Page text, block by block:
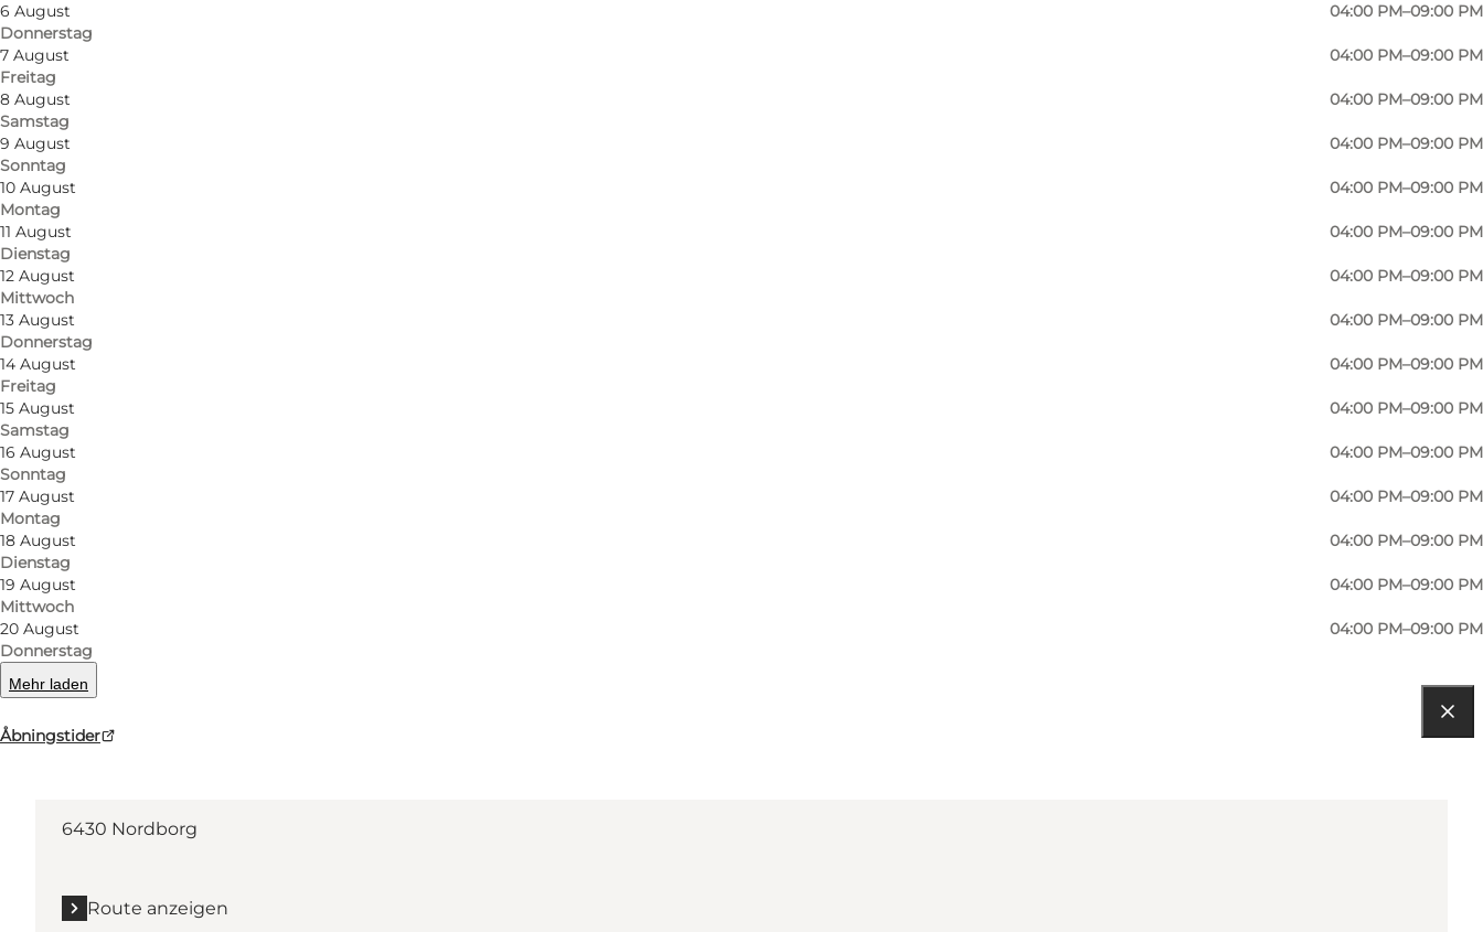
6 August
Donnerstag
04:00 PM–09:00 PM
7 August
Freitag
04:00 PM–09:00 PM
8 August
Samstag
04:00 PM–09:00 PM
9 August
Sonntag
04:00 PM–09:00 PM
10 August
Montag
04:00 PM–09:00 PM
11 August
Dienstag
04:00 PM–09:00 PM
12 August
Mittwoch
04:00 PM–09:00 PM
13 August
Donnerstag
04:00 PM–09:00 PM
14 August
Freitag
04:00 PM–09:00 PM
15 August
Samstag
04:00 PM–09:00 PM
16 August
Sonntag
04:00 PM–09:00 PM
17 August
Montag
04:00 PM–09:00 PM
18 August
Dienstag
04:00 PM–09:00 PM
19 August
Mittwoch
04:00 PM–09:00 PM
20 August
Donnerstag
04:00 PM–09:00 PM
Mehr laden
Åbningstider
Ein spannendes á la carte Restaurant, mit sowohl chinesischen, thailändischen, vietnamesischen Gerichten als auch Mongolian Buffet.
Tripadvisor
Mehr erfahren
Route anzeigen
6430 Nordborg
Route anzeigen